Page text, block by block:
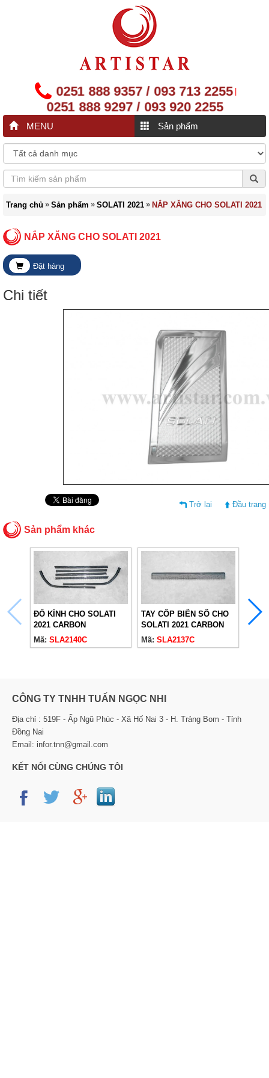
0251 888 9357 / 093 713 2255|
0251 888 9297 / 093 920 2255
MENU Sản phẩm
Trang chủ » Sản phẩm » SOLATI 2021 » NẮP XĂNG CHO SOLATI 2021
NẮP XĂNG CHO SOLATI 2021
Đặt hàng
Chi tiết
Trở lại Đầu trang
Sản phẩm khác
ĐỐ KÍNH CHO SOLATI
2021 CARBON
Mã: SLA2140C
TAY CỐP BIỂN SỐ CHO
SOLATI 2021 CARBON
Mã: SLA2137C
ĐEN
CÔNG TY TNHH TUẤN NGỌC NHI
Địa chỉ : 519F - Ấp Ngũ Phúc - Xã Hố Nai 3 - H. Trảng Bom - Tỉnh
Đồng Nai
Email: infor.tnn@gmail.com
KẾT NỐI CÙNG CHÚNG TÔI